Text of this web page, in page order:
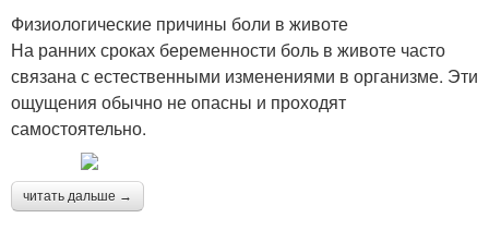
Физиологические причины боли в животе
На ранних сроках беременности боль в животе часто
связана с естественными изменениями в организме. Эти
ощущения обычно не опасны и проходят
самостоятельно.
читать дальше →